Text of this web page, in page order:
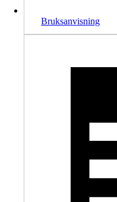
Bruksanvisning